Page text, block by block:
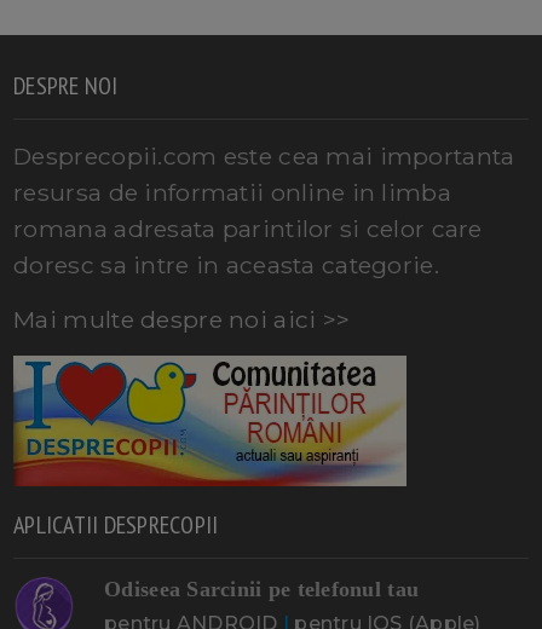
DESPRE NOI
Desprecopii.com este cea mai importanta
resursa de informatii online in limba
romana adresata parintilor si celor care
doresc sa intre in aceasta categorie.
Mai multe despre noi aici >>
APLICATII DESPRECOPII
Odiseea Sarcinii pe telefonul tau
pentru ANDROID | pentru IOS (Apple)